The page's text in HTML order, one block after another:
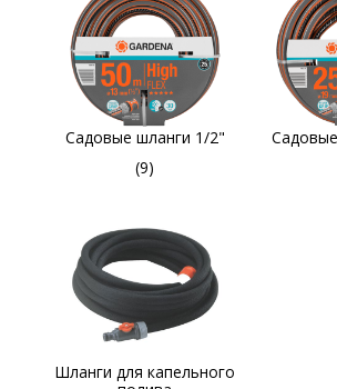
Садовые шланги 1/2"
(9)
Шланги для капельного